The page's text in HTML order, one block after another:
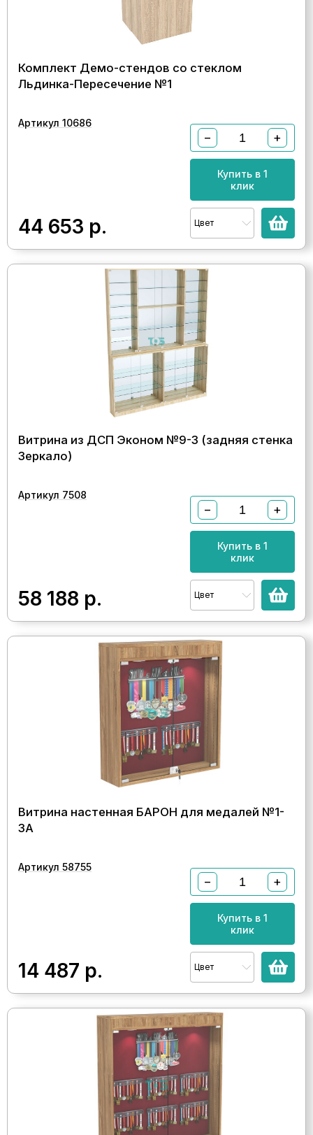
Комплект Демо-стендов со стеклом
Льдинка-Пересечение №1
Артикул 10686
44 653 р.
− +
Купить в 1
клик
Цвет
Витрина из ДСП Эконом №9-3 (задняя стенка
Зеркало)
Артикул 7508
58 188 р.
− +
Купить в 1
клик
Цвет
Витрина настенная БАРОН для медалей №1-
3А
Артикул 58755
14 487 р.
− +
Купить в 1
клик
Цвет